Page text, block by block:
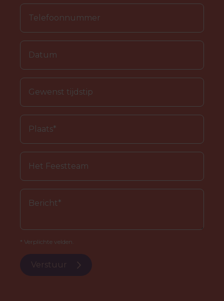
* Verplichte velden.
Verstuur